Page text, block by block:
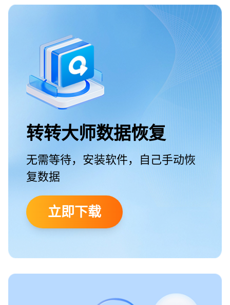
转转大师数据恢复
无需等待，安装软件，自己手动恢
复数据
立即下载